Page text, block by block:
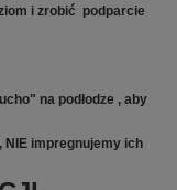
i zrobić podparcie
na podłodze , aby
NIE impregnujemy ich